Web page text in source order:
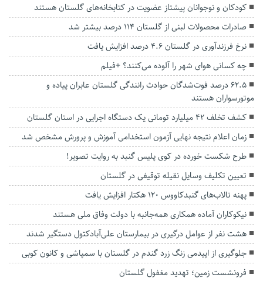
کودکان و نوجوانان پیشتاز عضویت در کتابخانه‌های گلستان هستند
صادرات محصولات لبنی از گلستان ۱۱۴ درصد بیشتر شد
نرخ فرزندآوری در گلستان ۴.۶ درصد افزایش یافت
چه کسانی هوای شهر را آلوده ‌می‌کنند؟ +فیلم
۶۲.۵ درصد فوت‌شدگان حوادث رانندگی گلستان عابران پیاده و
موتورسواران هستند
کشف تخلف 42 میلیارد تومانی یک دستگاه اجرایی در استان گلستان
زمان اعلام نتیجه نهایی آزمون استخدامی آموزش و پرورش مشخص شد
طرح شکست خورده در کوی پلیس گنبد به روایت تصویر!
تعیین تکلیف وسایل نقیله توقیفی در گلستان
پهنه تالاب‌های گنبدکاووس ۱۲۰ هکتار افزایش یافت
نیکوکاران آماده همکاری همه‌جانبه با دولت وفاق ملی هستند
هشت نفر از عوامل درگیری در بیمارستان علی‌آبادکتول دستگیر شدند
جلوگیری از اپیدمی زنگ زرد گندم در گلستان با سمپاشی و کانون کوبی
فرونشست زمین؛ تهدید مغفول گلستان